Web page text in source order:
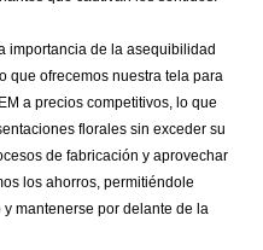
importancia de la asequibilidad
que ofrecemos nuestra tela para
a precios competitivos, lo que
florales sin exceder su
de fabricación y aprovechar
los ahorros, permitiéndole
mantenerse por delante de la